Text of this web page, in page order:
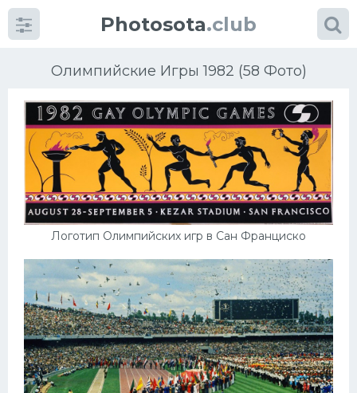
Photosota.club
Олимпийские Игры 1982 (58 Фото)
Логотип Олимпийских игр в Сан Франциско
КатегорииФото
Еще картинки...
Футбол
Баскетбол
Хоккей
Велогонки
Конькобежный спорт